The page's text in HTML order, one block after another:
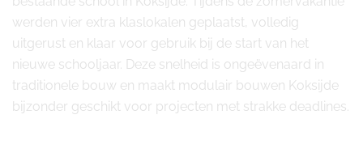
werden vier extra klaslokalen geplaatst, volledig
uitgerust en klaar voor gebruik bij de start van het
nieuwe schooljaar. Deze snelheid is ongeëvenaard in
traditionele bouw en maakt modulair bouwen Koksijde
bijzonder geschikt voor projecten met strakke deadlines.